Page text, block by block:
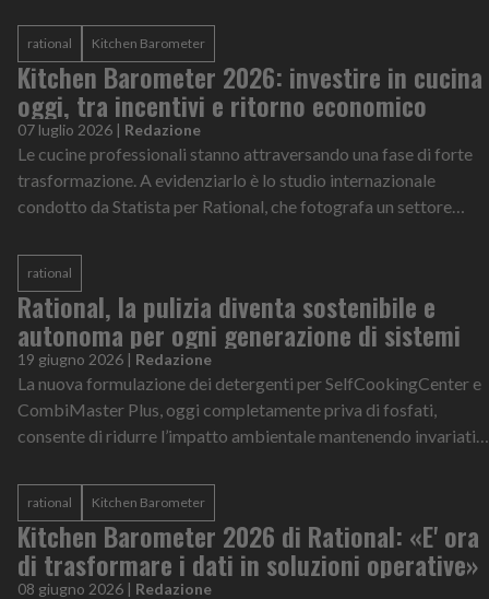
rational Kitchen Barometer
Kitchen Barometer 2026: investire in cucina
oggi, tra incentivi e ritorno economico
07 luglio 2026 | Redazione
Le cucine professionali stanno attraversando una fase di forte
trasformazione. A evidenziarlo è lo studio internazionale
condotto da Statista per Rational, che fotografa un settore
rational
Rational, la pulizia diventa sostenibile e
autonoma per ogni generazione di sistemi
19 giugno 2026 | Redazione
La nuova formulazione dei detergenti per SelfCookingCenter e
CombiMaster Plus, oggi completamente priva di fosfati,
consente di ridurre l’impatto ambientale mantenendo invariati
rational Kitchen Barometer
Kitchen Barometer 2026 di Rational: «E' ora
di trasformare i dati in soluzioni operative»
08 giugno 2026 | Redazione